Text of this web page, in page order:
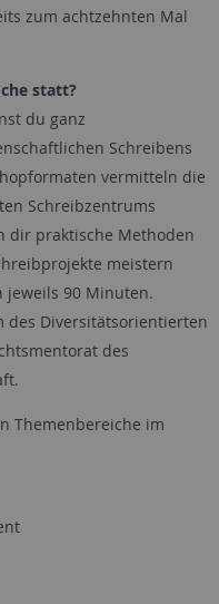
zum achtzehnten Mal
statt?
du ganz
Schreibens
vermitteln die
Schreibzentrums
dir praktische Methoden
meistern
jeweils 90 Minuten.
des Diversitätsorientierten
des
Themenbereiche im